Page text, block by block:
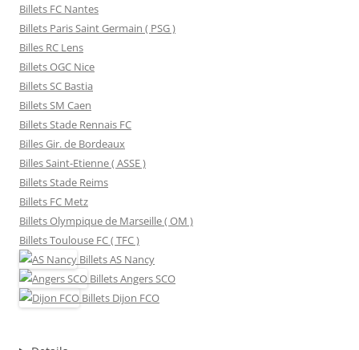
Billets FC Nantes
Billets Paris Saint Germain ( PSG )
Billes RC Lens
Billets OGC Nice
Billets SC Bastia
Billets SM Caen
Billets Stade Rennais FC
Billes Gir. de Bordeaux
Billes Saint-Etienne ( ASSE )
Billets Stade Reims
Billets FC Metz
Billets Olympique de Marseille ( OM )
Billets Toulouse FC ( TFC )
BilletsAS Nancy
BilletsAngers SCO
Billets Dijon FCO